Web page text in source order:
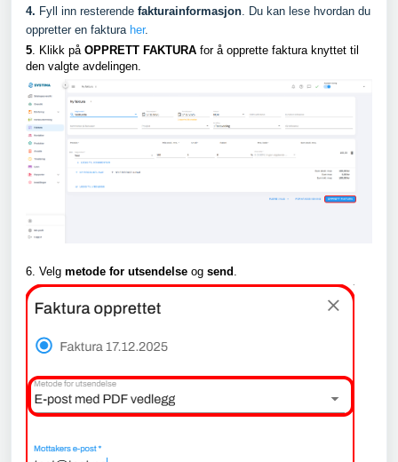
4. Fyll inn resterende fakturainformasjon . Du kan lese hvordan du
oppretter en faktura her.
5 . Klikk på OPPRETT FAKTURA for å opprette faktura knyttet til
den valgte avdelingen.
6. Velg metode for utsendelse og send